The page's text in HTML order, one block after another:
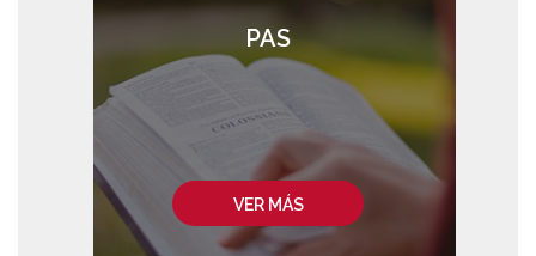
VER MÁS
PAS